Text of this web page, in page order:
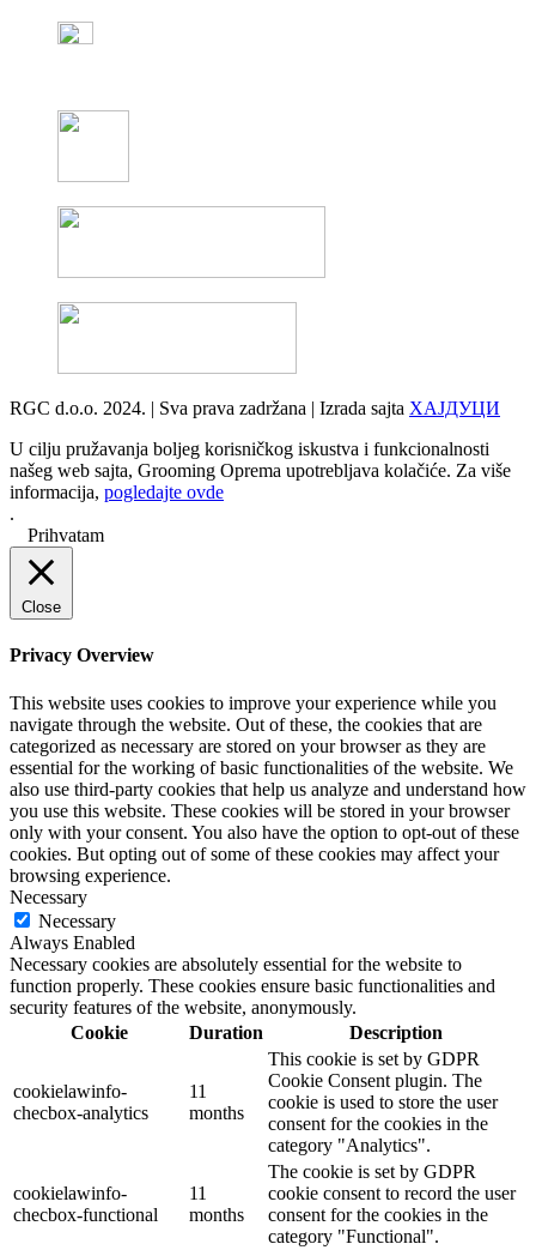
RGC d.o.o. 2024. | Sva prava zadržana | Izrada sajta ХАЈДУЦИ
U cilju pružavanja boljeg korisničkog iskustva i funkcionalnosti
našeg web sajta, Grooming Oprema upotrebljava kolačiće. Za više
informacija, pogledajte ovde
.
Prihvatam
Close
Privacy Overview
This website uses cookies to improve your experience while you
navigate through the website. Out of these, the cookies that are
categorized as necessary are stored on your browser as they are
essential for the working of basic functionalities of the website. We
also use third-party cookies that help us analyze and understand how
you use this website. These cookies will be stored in your browser
only with your consent. You also have the option to opt-out of these
cookies. But opting out of some of these cookies may affect your
browsing experience.
Necessary
Necessary
Always Enabled
Necessary cookies are absolutely essential for the website to
function properly. These cookies ensure basic functionalities and
security features of the website, anonymously.
Cookie
Duration Description
cookielawinfo-
checbox-analytics
11
months
This cookie is set by GDPR
Cookie Consent plugin. The
cookie is used to store the user
consent for the cookies in the
category "Analytics".
cookielawinfo-
checbox-functional
11
months
The cookie is set by GDPR
cookie consent to record the user
consent for the cookies in the
category "Functional".